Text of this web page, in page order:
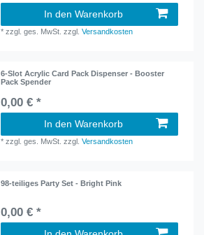
In den Warenkorb
*zzgl. ges. MwSt. zzgl.Versandkosten
6-Slot Acrylic Card Pack Dispenser - Booster
Pack Spender
0,00 € *
In den Warenkorb
*zzgl. ges. MwSt. zzgl.Versandkosten
98-teiliges Party Set - Bright Pink
0,00 € *